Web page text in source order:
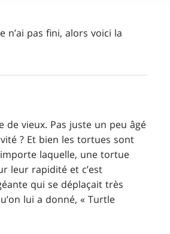
n’ai pas fini, alors voici la
de vieux. Pas juste un peu âgé
? Et bien les tortues sont
laquelle, une tortue
leur rapidité et c’est
qui se déplaçait très
lui a donné, « Turtle